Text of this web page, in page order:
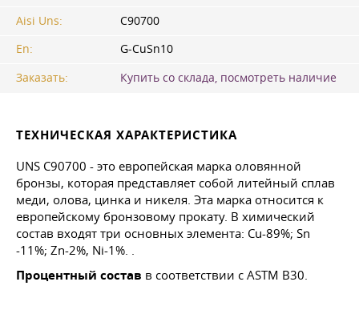
Aisi Uns:
C90700
En:
G-CuSn10
Заказать:
Купить со склада, посмотреть наличие
ТЕХНИЧЕСКАЯ ХАРАКТЕРИСТИКА
UNS С90700 - это европейская марка оловянной
бронзы, которая представляет собой литейный сплав
меди, олова, цинка и никеля. Эта марка относится к
европейскому бронзовому прокату. В химический
состав входят три основных элемента: Cu-89%; Sn
-11%; Zn-2%, Ni-1%. .
Процентный состав в соответствии с ASTM B30.